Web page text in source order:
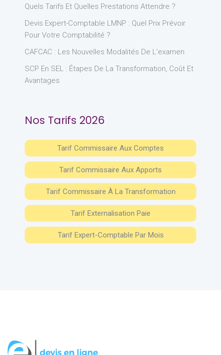
Quels Tarifs Et Quelles Prestations Attendre ?
Devis Expert-Comptable LMNP : Quel Prix Prévoir
Pour Votre Comptabilité ?
CAFCAC : Les Nouvelles Modalités De L’examen
SCP En SEL : Étapes De La Transformation, Coût Et
Avantages
Nos Tarifs 2026
Tarif Commissaire Aux Comptes
Tarif Commissaire Aux Apports
Tarif Commissaire À La Transformation
Tarif Externalisation Paie
Tarif Expert-Comptable Par Mois